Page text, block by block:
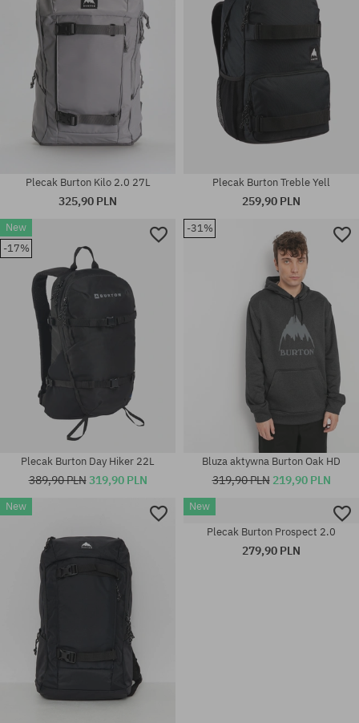
rozmiar uniwersalny rozmiar uniwersalny
rozmiar uniwersalny
Plecak Burton Kilo 2.0 27L
325,90 PLN
rozmiar uniwersalny
Plecak Burton Treble Yell
259,90 PLN
New
-17%
Plecak Burton Day Hiker 22L
389,90 PLN319,90 PLN
-31%
Bluza aktywna Burton Oak HD
319,90 PLN 219,90 PLN
New New
Plecak Burton Prospect 2.0
279,90 PLN